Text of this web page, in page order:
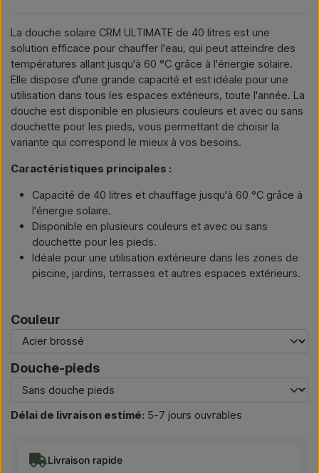
La douche solaire CRM ULTIMATE de 40 litres est une
solution efficace pour chauffer l'eau, qui peut atteindre des
températures allant jusqu'à 60 °C grâce à l'énergie solaire.
Elle dispose d'une grande capacité et est idéale pour une
utilisation dans tous les espaces extérieurs, toute l'année. La
douche est disponible en plusieurs couleurs et avec ou sans
douchette pour les pieds, vous permettant de choisir la
variante qui correspond le mieux à vos besoins.
Caractéristiques principales :
Capacité de 40 litres et chauffage jusqu'à 60 °C grâce à
l'énergie solaire.
Disponible en plusieurs couleurs et avec ou sans
douchette pour les pieds.
Idéale pour une utilisation extérieure dans les zones de
piscine, jardins, terrasses et autres espaces extérieurs.
Couleur
Douche-pieds
Délai de livraison estimé: 5-7 jours ouvrables
Livraison rapide